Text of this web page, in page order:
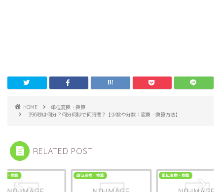
HOME
単位変換・換算
396秒は何分？何分何秒で何時間？【少数や分数：変換・換算方法】
RELATED POST
換・換算 単位変換・換算 単位変換・換算